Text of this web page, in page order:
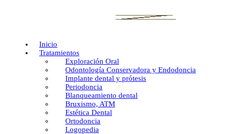
Inicio
Tratamientos
Exploración Oral
Odontología Conservadora y Endodoncia
Implante dental y prótesis
Periodoncia
Blanqueamiento dental
Bruxismo, ATM
Estética Dental
Ortodoncia
Logopedia